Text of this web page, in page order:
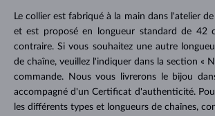
Le collier est fabriqué à la main dans l'atelier
et est proposé en longueur standard de 42
contraire. Si vous souhaitez une autre
de chaîne, veuillez l'indiquer dans la section «
commande. Nous vous livrerons le bijou
accompagné d'un Certificat d'authenticité.
les différents types et longueurs de chaînes,